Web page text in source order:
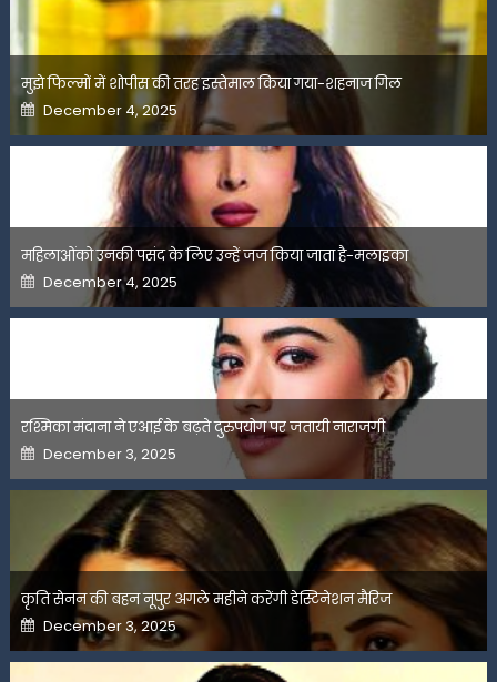
मुझे फिल्मों में शोपीस की तरह इस्तेमाल किया गया-शहनाज गिल
Posted
on
December 4, 2025
महिलाओंको उनकी पसंद के लिए उन्हें जज किया जाता है-मलाइका
Posted
on
December 4, 2025
रश्मिका मंदाना ने एआई के बढ़ते दुरुपयोग पर जतायी नाराजगी
Posted
on
December 3, 2025
कृति सेनन की बहन नूपुर अगले महीने करेंगी डेस्टिनेशन मैरिज
Posted
on
December 3, 2025